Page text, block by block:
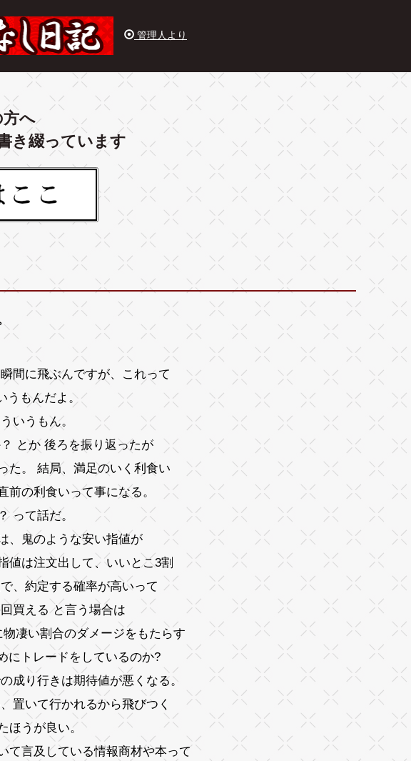
管理人より
へ
き綴っています
間に飛ぶんですが、これって
うもんだよ。
いうもん。
とか 後ろを振り返ったが
た。 結局、満足のいく利食い
の利食いって事になる。
って話だ。
、鬼のような安い指値が
値は注文出して、いいとこ3割
、約定する確率が高いって
買える と言う場合は
凄い割合のダメージをもたらす
にトレードをしているのか?
成り行きは期待値が悪くなる。
置いて行かれるから飛びつく
ほうが良い。
て言及している情報商材や本って